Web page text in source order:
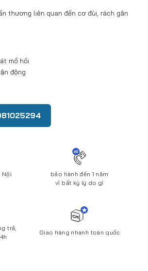
thương liên quan đến cơ đùi, rách gân
mồ hồi
động
Nội
bảo hành đến 1 năm
vì bất kỳ lý do gì
trả,
Giao hàng nhanh toàn quốc